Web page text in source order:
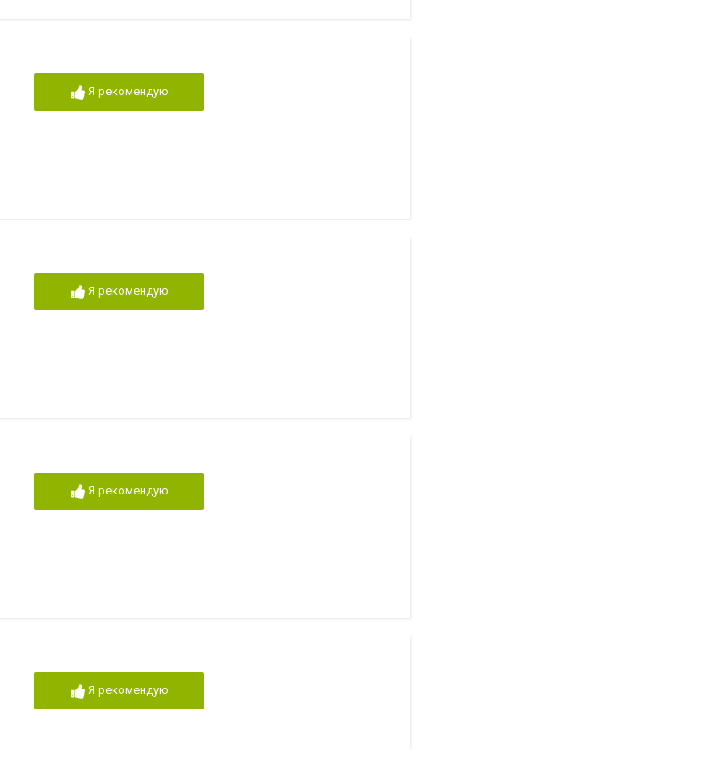
Я рекомендую
Я рекомендую
Я рекомендую
Я рекомендую